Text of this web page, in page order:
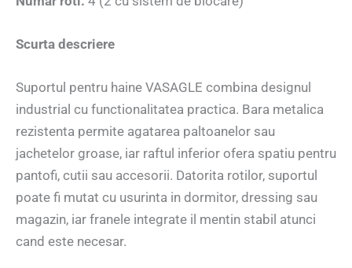
Scurta descriere
Suportul pentru haine VASAGLE combina designul
industrial cu functionalitatea practica. Bara metalica
rezistenta permite agatarea paltoanelor sau
jachetelor groase, iar raftul inferior ofera spatiu pentru
pantofi, cutii sau accesorii. Datorita rotilor, suportul
poate fi mutat cu usurinta in dormitor, dressing sau
magazin, iar franele integrate il mentin stabil atunci
cand este necesar.